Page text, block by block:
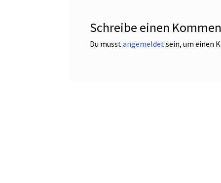
Schreibe einen
Du musst angemeldet sein, um einen